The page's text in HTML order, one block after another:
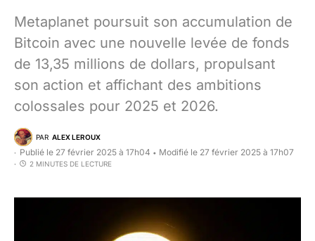
Metaplanet poursuit son accumulation de
Bitcoin avec une nouvelle levée de fonds
de 13,35 millions de dollars, propulsant
son action et affichant des ambitions
colossales pour 2025 et 2026.
PAR ALEX LEROUX
Publié le 27 février 2025 à 17h04 • Modifié le 27 février 2025 à 17h07
2 MINUTES DE LECTURE